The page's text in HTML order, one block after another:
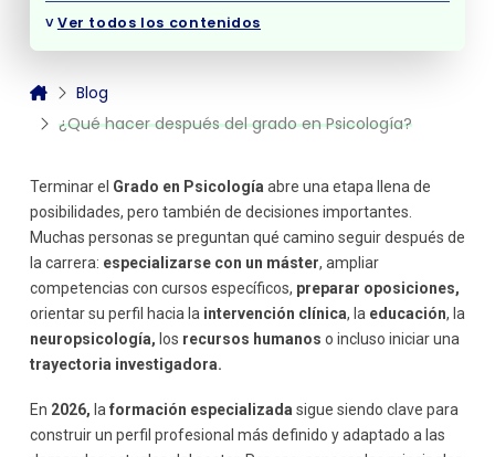
Diversifica tus habilidades
Consejos prácticos tras terminar el grado en Psicología
Construye una red profesional
Considera tus intereses personales
˅Ver todos los contenidos
Blog
¿Qué hacer después del grado en Psicología?
Terminar el Grado en Psicología abre una etapa llena de
posibilidades, pero también de decisiones importantes.
Muchas personas se preguntan qué camino seguir después de
la carrera: especializarse con un máster, ampliar
competencias con cursos específicos, preparar oposiciones,
orientar su perfil hacia la intervención clínica, la educación, la
neuropsicología, los recursos humanos o incluso iniciar una
trayectoria investigadora.
En 2026, la formación especializada sigue siendo clave para
construir un perfil profesional más definido y adaptado a las